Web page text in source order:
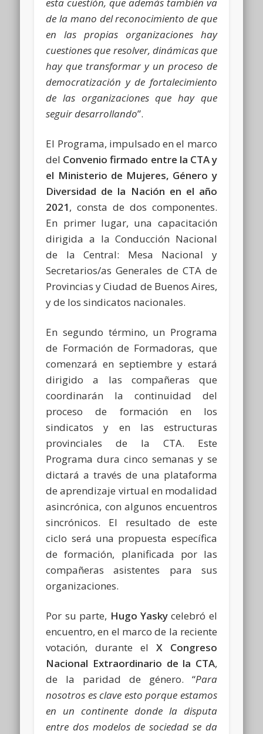
de la mano del reconocimiento de que
en las propias organizaciones hay
cuestiones que resolver, dinámicas que
hay que transformar y un proceso de
democratización y de fortalecimiento
de las organizaciones que hay que
seguir desarrollando”.
El Programa, impulsado en el marco
del Convenio firmado entre la CTA y
el Ministerio de Mujeres, Género y
Diversidad de la Nación en el año
2021, consta de dos componentes.
En primer lugar, una capacitación
dirigida a la Conducción Nacional
de la Central: Mesa Nacional y
Secretarios/as Generales de CTA de
Provincias y Ciudad de Buenos Aires,
y de los sindicatos nacionales.
En segundo término, un Programa
de Formación de Formadoras, que
comenzará en septiembre y estará
dirigido a las compañeras que
coordinarán la continuidad del
proceso de formación en los
sindicatos y en las estructuras
provinciales de la CTA. Este
Programa dura cinco semanas y se
dictará a través de una plataforma
de aprendizaje virtual en modalidad
asincrónica, con algunos encuentros
sincrónicos. El resultado de este
ciclo será una propuesta específica
de formación, planificada por las
compañeras asistentes para sus
organizaciones.
Por su parte, Hugo Yaskycelebró el
encuentro, en el marco de la reciente
votación, durante el X Congreso
Nacional Extraordinario de la CTA,
de la paridad de género. “Para
nosotros es clave esto porque estamos
en un continente donde la disputa
entre dos modelos de sociedad se da